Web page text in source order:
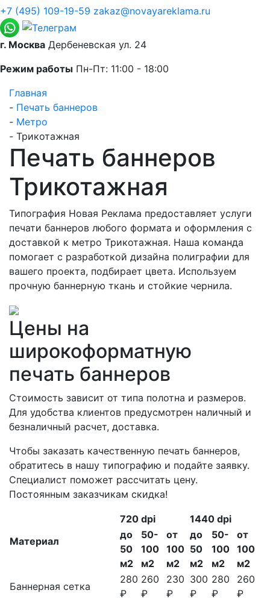
+7 (495) 109-19-59 zakaz@novayareklama.ru
г. Москва Дербеневская ул. 24
Режим работы Пн-Пт: 11:00 - 18:00
Главная
- Печать баннеров
- Метро
- Трикотажная
Печать баннеров
Трикотажная
Типография Новая Реклама предоставляет услуги
печати баннеров любого формата и оформления с
доставкой к метро Трикотажная. Наша команда
помогает с разработкой дизайна полиграфии для
вашего проекта, подбирает цвета. Используем
прочную баннерную ткань и стойкие чернила.
Цены на
широкоформатную
печать баннеров
Стоимость зависит от типа полотна и размеров.
Для удобства клиентов предусмотрен наличный и
безналичный расчет, доставка.
Чтобы заказать качественную печать баннеров,
обратитесь в нашу типографию и подайте заявку.
Специалист поможет рассчитать цену.
Постоянным заказчикам скидка!
Материал
720 dpi
1440 dpi
до
50
м2
50-
100
м2
от
100
м2
до
50
м2
50-
100
м2
от
100
м2
Баннерная сетка
280
₽
260
₽
230
₽
300
₽
280
₽
260
₽